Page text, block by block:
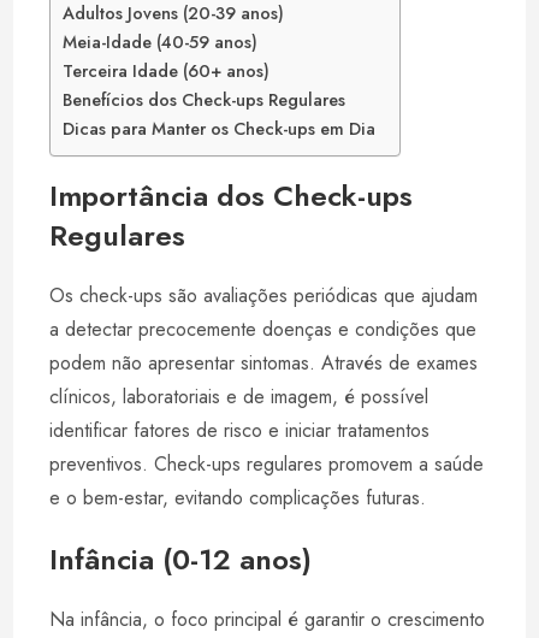
Adultos Jovens (20-39 anos)
Meia-Idade (40-59 anos)
Terceira Idade (60+ anos)
Benefícios dos Check-ups Regulares
Dicas para Manter os Check-ups em Dia
Importância dos Check-ups
Regulares
Os check-ups são avaliações periódicas que ajudam
a detectar precocemente doenças e condições que
podem não apresentar sintomas. Através de exames
clínicos, laboratoriais e de imagem, é possível
identificar fatores de risco e iniciar tratamentos
preventivos. Check-ups regulares promovem a saúde
e o bem-estar, evitando complicações futuras.
Infância (0-12 anos)
Na infância, o foco principal é garantir o crescimento